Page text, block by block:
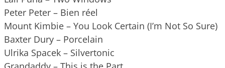
Peter Peter – Bien réel
Mount Kimbie – You Look Certain (I’m Not So Sure)
Baxter Dury – Porcelain
Ulrika Spacek – Silvertonic